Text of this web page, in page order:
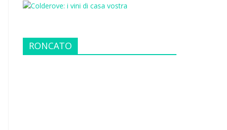
RONCATO